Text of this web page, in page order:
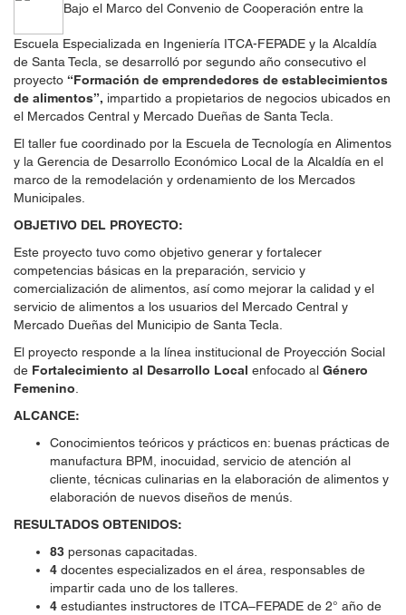
Bajo el Marco del Convenio de Cooperación entre la
Escuela Especializada en Ingeniería ITCA-FEPADE y la Alcaldía
de Santa Tecla, se desarrolló por segundo año consecutivo el
proyecto “Formación de emprendedores de establecimientos
de alimentos”, impartido a propietarios de negocios ubicados en
el Mercados Central y Mercado Dueñas de Santa Tecla.
El taller fue coordinado por la Escuela de Tecnología en Alimentos
y la Gerencia de Desarrollo Económico Local de la Alcaldía en el
marco de la remodelación y ordenamiento de los Mercados
Municipales.
OBJETIVO DEL PROYECTO:
Este proyecto tuvo como objetivo generar y fortalecer
competencias básicas en la preparación, servicio y
comercialización de alimentos, así como mejorar la calidad y el
servicio de alimentos a los usuarios del Mercado Central y
Mercado Dueñas del Municipio de Santa Tecla.
El proyecto responde a la línea institucional de Proyección Social
de Fortalecimiento al Desarrollo Local enfocado al Género
Femenino
ALCANCE:
Conocimientos teóricos y prácticos en: buenas prácticas de
manufactura BPM, inocuidad, servicio de atención al
cliente, técnicas culinarias en la elaboración de alimentos y
elaboración de nuevos diseños de menús.
RESULTADOS OBTENIDOS:
83 personas capacitadas.
4 docentes especializados en el área, responsables de
impartir cada uno de los talleres.
4 estudiantes instructores de ITCA–FEPADE de 2° año de